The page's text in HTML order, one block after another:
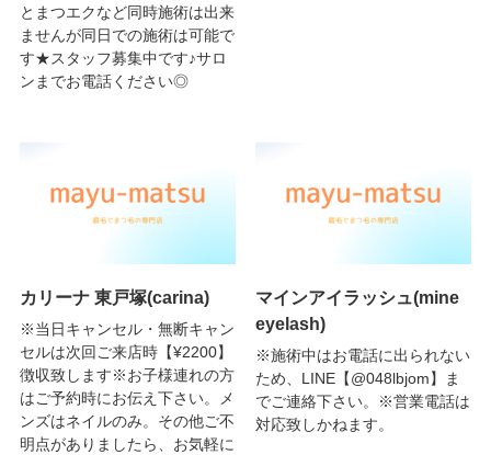
とまつエクなど同時施術は出来
ませんが同日での施術は可能で
す★スタッフ募集中です♪サロ
ンまでお電話ください◎
カリーナ 東戸塚(carina)
※当日キャンセル・無断キャン
セルは次回ご来店時【¥2200】
徴収致します※お子様連れの方
はご予約時にお伝え下さい。メ
ンズはネイルのみ。その他ご不
明点がありましたら、お気軽に
マインアイラッシュ(mine
eyelash)
※施術中はお電話に出られない
ため、LINE【@048lbjom】ま
でご連絡下さい。※営業電話は
対応致しかねます。